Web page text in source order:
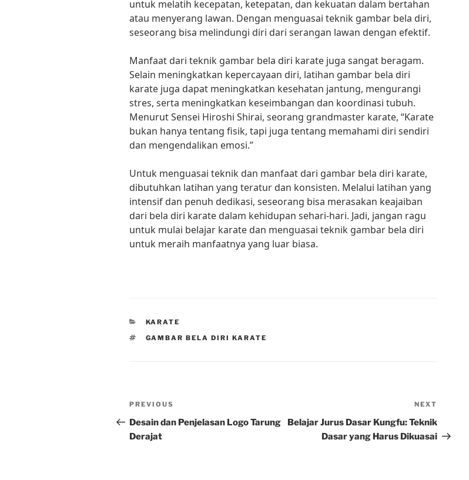
untuk melatih kecepatan, ketepatan, dan kekuatan dalam bertahan
atau menyerang lawan. Dengan menguasai teknik gambar bela diri,
seseorang bisa melindungi diri dari serangan lawan dengan efektif.
Manfaat dari teknik gambar bela diri karate juga sangat beragam.
Selain meningkatkan kepercayaan diri, latihan gambar bela diri
karate juga dapat meningkatkan kesehatan jantung, mengurangi
stres, serta meningkatkan keseimbangan dan koordinasi tubuh.
Menurut Sensei Hiroshi Shirai, seorang grandmaster karate, “Karate
bukan hanya tentang fisik, tapi juga tentang memahami diri sendiri
dan mengendalikan emosi.”
Untuk menguasai teknik dan manfaat dari gambar bela diri karate,
dibutuhkan latihan yang teratur dan konsisten. Melalui latihan yang
intensif dan penuh dedikasi, seseorang bisa merasakan keajaiban
dari bela diri karate dalam kehidupan sehari-hari. Jadi, jangan ragu
untuk mulai belajar karate dan menguasai teknik gambar bela diri
untuk meraih manfaatnya yang luar biasa.
CATEGORIES
KARATE
TAGS
GAMBAR BELA DIRI KARATE
Post
navigation
Previous
Post
PREVIOUS
Desain dan Penjelasan Logo Tarung
Derajat
Post
NEXT
Belajar Jurus Dasar Kungfu: Teknik
Dasar yang Harus Dikuasai